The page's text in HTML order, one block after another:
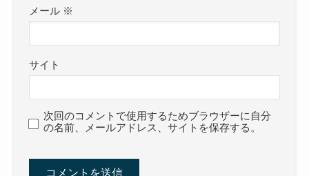
メール ※
サイト
次回のコメントで使用するためブラウザーに自分
の名前、メールアドレス、サイトを保存する。